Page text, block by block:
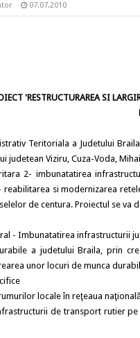
07.07.2010
'RESTRUCTURAREA SI
Teritoriala a Judetului
judetean Viziru, Cuza-Voda,
2- imbunatatirea
reabilitarea si modernizarea
de centura. Proiectul se va
- Imbunatatirea infrastructurii
a judetului Braila, prin
unor locuri de munca
locale în reţeaua
de transport rutier